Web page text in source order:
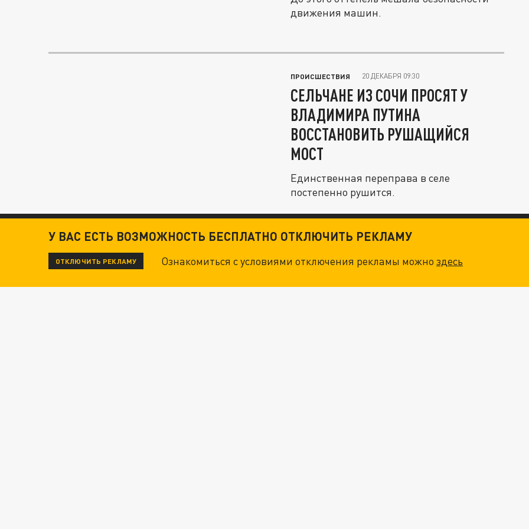
движения машин.
ПРОИСШЕСТВИЯ 20 ДЕКАБРЯ 09:30
СЕЛЬЧАНЕ ИЗ СОЧИ ПРОСЯТ У
ВЛАДИМИРА ПУТИНА
ВОССТАНОВИТЬ РУШАЩИЙСЯ
МОСТ
Единственная переправа в селе
постепенно рушится.
У ВАС ЕСТЬ ВОЗМОЖНОСТЬ БЕСПЛАТНО ОТКЛЮЧИТЬ РЕКЛАМУ
ОТКЛЮЧИТЬ РЕКЛАМУ Ознакомиться с условиями отключения рекламы можноздесь